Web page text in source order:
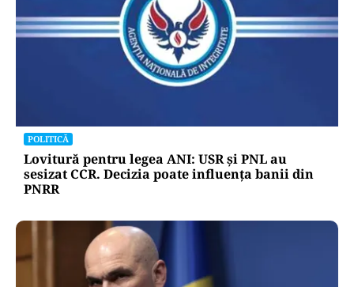
POLITICĂ
Lovitură pentru legea ANI: USR și PNL au
sesizat CCR. Decizia poate influența banii din
PNRR